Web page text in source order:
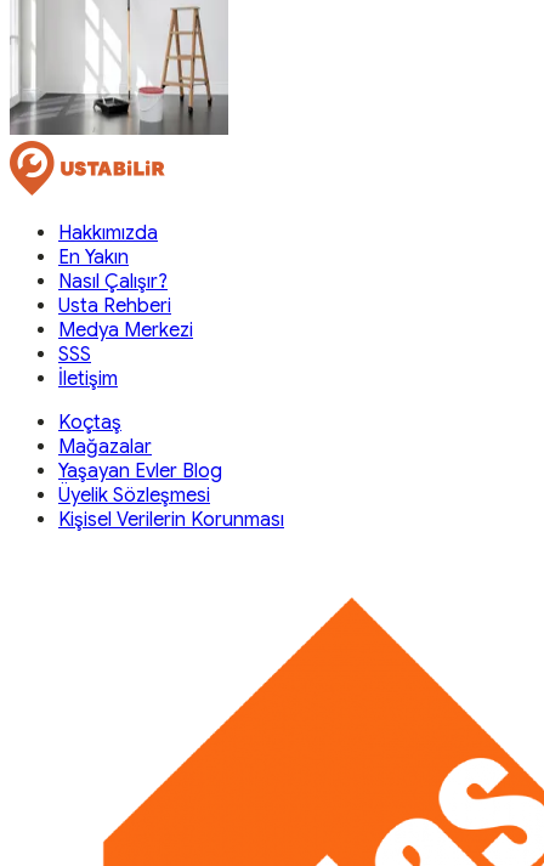
Hakkımızda
En Yakın
Nasıl Çalışır?
Usta Rehberi
Medya Merkezi
SSS
İletişim
Koçtaş
Mağazalar
Yaşayan Evler Blog
Üyelik Sözleşmesi
Kişisel Verilerin Korunması